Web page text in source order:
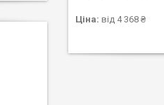
Ціна: від 4 368 ₴